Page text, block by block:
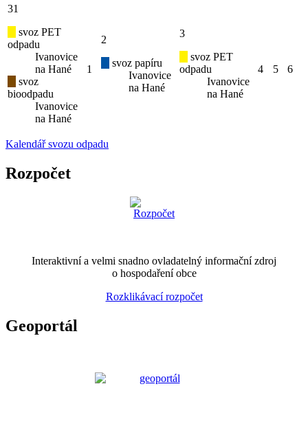
31
svoz PET
odpadu
Ivanovice
na Hané
svoz
bioodpadu
Ivanovice
na Hané
1
2
svoz papíru
Ivanovice
na Hané
3
svoz PET
odpadu
Ivanovice
na Hané
4 5 6
Kalendář svozu odpadu
Rozpočet
Interaktivní a velmi snadno ovladatelný informační zdroj
o hospodaření obce
Rozklikávací rozpočet
Geoportál